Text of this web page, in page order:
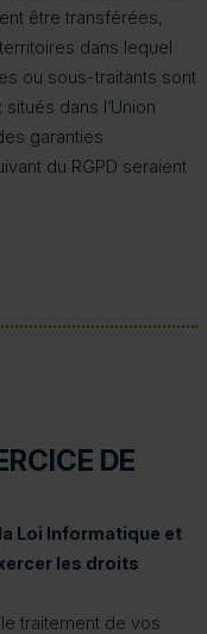
être transférées,
dans lequel
ou sous-traitants sont
dans l’Union
garanties
du RGPD seraient
DE
Loi Informatique et
les droits
traitement de vos